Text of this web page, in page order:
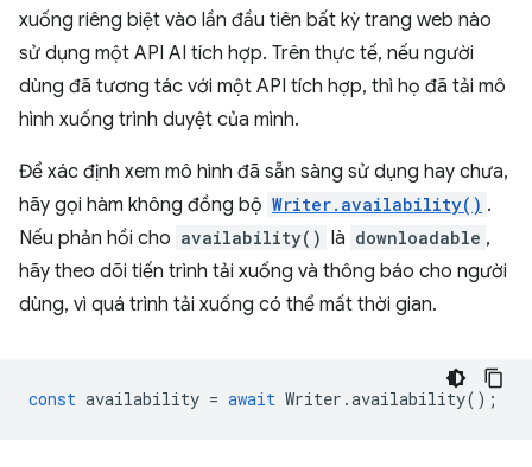
xuống riêng biệt vào lần đầu tiên bất kỳ trang web nào
sử dụng một API AI tích hợp. Trên thực tế, nếu người
dùng đã tương tác với một API tích hợp, thì họ đã tải mô
hình xuống trình duyệt của mình.
Để xác định xem mô hình đã sẵn sàng sử dụng hay chưa,
hãy gọi hàm không đồng bộ Writer.availability() .
Nếu phản hồi cho availability() là downloadable ,
hãy theo dõi tiến trình tải xuống và thông báo cho người
dùng, vì quá trình tải xuống có thể mất thời gian.
const availability = await Writer .availability();